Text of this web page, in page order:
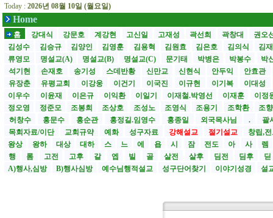
Today : 2026년 08월 10일 (월요일)
Home
홈 강대식 강문호 계강현 고신일 고재성 곽선희 곽창대
권오
김성수
김승규 김양인 김영훈 김용혁 김원효 김은호 김의식
김
류영모
명설교(A) 명설교(B) 명설교(C) 문기태 박병은 박봉수
박
석기현
손재호 송기성 스데반황 신만교 신현식 안두익
안효관
유장춘
유평교회 이강웅 이건기 이국진 이규현 이기복
이대성
이우수
이윤재 이은규 이익환 이일기 이재철.박영선 이재훈
이정
정오영
정준모 조봉희 조상호 조성노 조영식 조용기 조학환
조
허창수
홍문수 홍순관 홍정길.임영수 홍종일 외국목사님 .
괄
목회자료/이단
교회규약 예화 성구자료 강해설교 절기설교
창립,
왕상
왕하 대상 대하 스 느 에 욥 시 잠 전도 아 사
렘
행
롬 고전 고후 갈 엡 빌 골 살전 살후 딤전 딤후
딛
A)행사,심방
B)행사심방 예수님행적설교 성구단어찾기 이야기성경 설